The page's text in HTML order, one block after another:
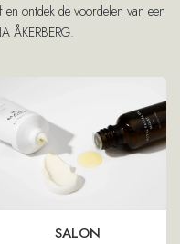
ontdek de voordelen van een
ÅKERBERG.
SALON